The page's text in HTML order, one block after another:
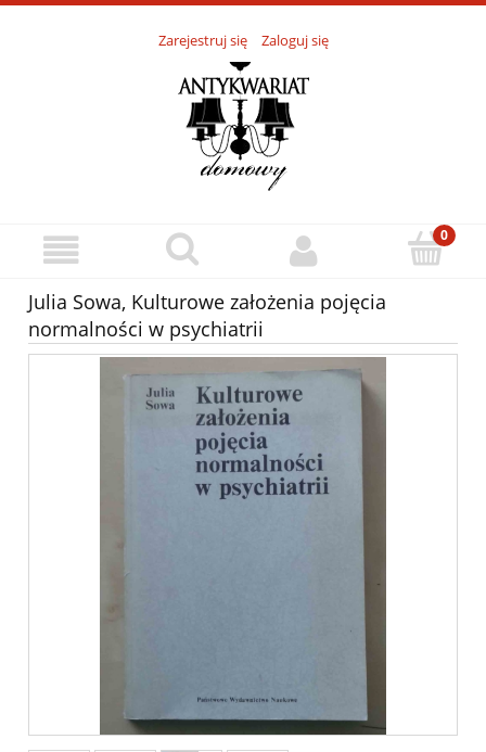
Zarejestruj się Zaloguj się
Julia Sowa, Kulturowe założenia pojęcia
normalności w psychiatrii